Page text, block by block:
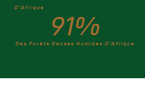
D’Afrique
Des Forêts Denses Humides D’Afrique
91%